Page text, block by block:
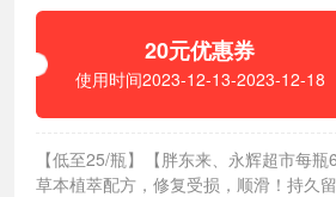
20元优惠券
使用时间2023-12-13-2023-12-18
【低至25/瓶】【胖东来、永辉超市每瓶
草本植萃配方，修复受损，顺滑！持久留